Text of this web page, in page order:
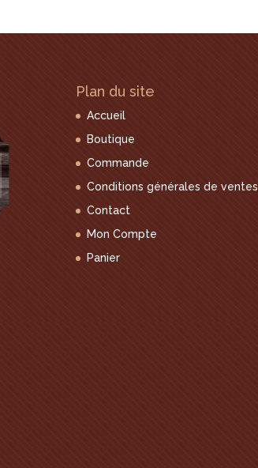
Plan du site
Accueil
Boutique
Commande
Conditions générales de ventes
Contact
Mon Compte
Panier